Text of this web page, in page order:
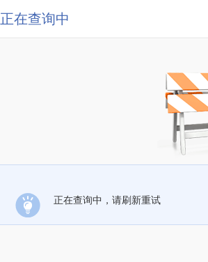
正在查询中
正在查询中，请刷新重试